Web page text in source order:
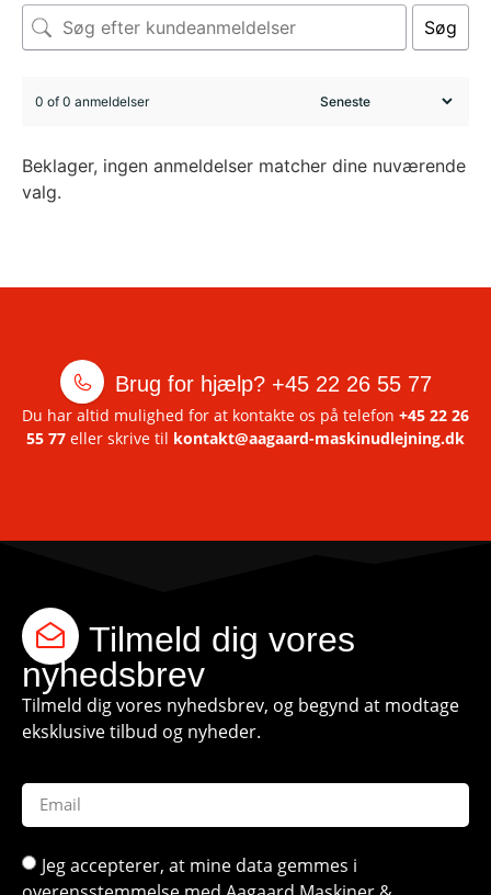
Søg
0 of 0 anmeldelser
Beklager, ingen anmeldelser matcher dine nuværende
valg.
Brug for hjælp? +45 22 26 55 77
Du har altid mulighed for at kontakte os på telefon +45 22 26
55 77 eller skrive til kontakt@aagaard-maskinudlejning.dk
Tilmeld dig vores
nyhedsbrev
Tilmeld dig vores nyhedsbrev, og begynd at modtage
eksklusive tilbud og nyheder.
Jeg accepterer, at mine data gemmes i